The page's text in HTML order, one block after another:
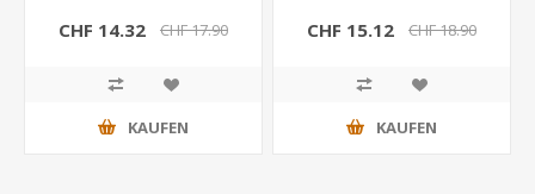
CHF 14.32 CHF 17.90
KAUFEN
CHF 15.12 CHF 18.90
KAUFEN